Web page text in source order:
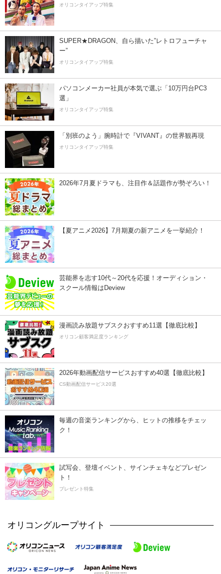
オリコンタイアップ特集
SUPER★DRAGON、自ら描いた”レトロフューチャ
ー”
オリコンタイアップ特集
パソコンメーカー社員が本気で選ぶ「10万円台PC3
選」
オリコンタイアップ特集
「別班のよう」腕時計で『VIVANT』の世界観再現
オリコンタイアップ特集
2026年7月夏ドラマも、注目作＆話題作が勢ぞろい！
【夏アニメ2026】7月期夏の新アニメを一挙紹介！
芸能界を志す10代～20代を応援！オーディション・
スクール情報はDeview
漫画読み放題サブスクおすすめ11選【徹底比較】
オリコン顧客満足度ランキング
2026年動画配信サービスおすすめ40選【徹底比較】
CS動画配信サービス20選
毎週の音楽ランキングから、ヒットの推移をチェッ
ク！
試写会、登壇イベント、サインチェキなどプレゼン
ト！
プレゼント特集
オリコングループサイト